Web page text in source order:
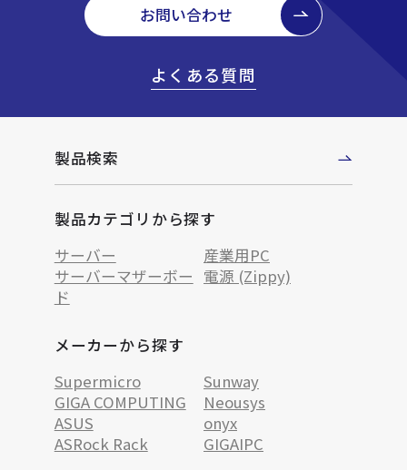
お問い合わせ
よくある質問
製品検索
製品カテゴリから探す
サーバー
産業用PC
サーバーマザーボー
ド
電源 (Zippy)
メーカーから探す
Supermicro
Sunway
GIGA COMPUTING
Neousys
ASUS
onyx
ASRock Rack
GIGAIPC